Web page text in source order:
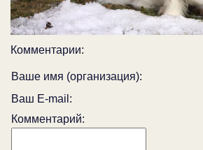
Комментарии:
Ваше имя (организация):
Ваш E-mail:
Комментарий: